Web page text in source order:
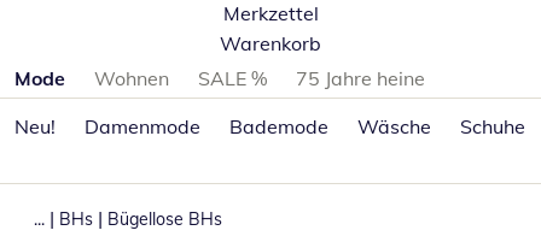
Merkzettel
Warenkorb
Produktkategorien überspringen
Mode Wohnen SALE %
75 Jahre heine
Neu!
Damenmode Bademode Wäsche Schuhe
... | BHs | Bügellose BHs